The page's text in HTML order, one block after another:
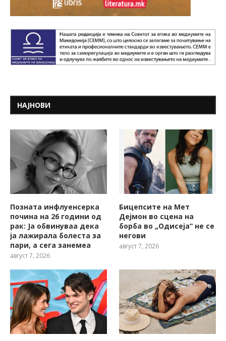
НАЈНОВИ
Позната инфлуенсерка
почина на 26 години од
рак: Ја обвинуваа дека
ја лажирала болеста за
пари, а сега занемеа
август 7, 2026
Бицепсите на Мет
Дејмон во сцена на
борба во „Одисеја“ не се
негови
август 7, 2026